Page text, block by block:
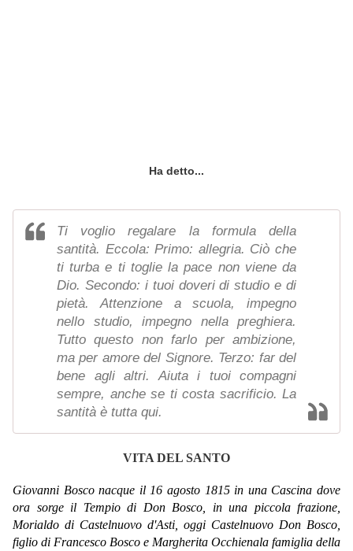
Ha detto...
Ti voglio regalare la formula della
santità. Eccola: Primo: allegria. Ciò che
ti turba e ti toglie la pace non viene da
Dio. Secondo: i tuoi doveri di studio e di
pietà. Attenzione a scuola, impegno
nello studio, impegno nella preghiera.
Tutto questo non farlo per ambizione,
ma per amore del Signore. Terzo: far del
bene agli altri. Aiuta i tuoi compagni
sempre, anche se ti costa sacrificio. La
santità è tutta qui.
VITA DEL SANTO
Giovanni Bosco nacque il 16 agosto 1815 in una Cascina dove
ora sorge il Tempio di Don Bosco, in una piccola frazione,
Morialdo di Castelnuovo d'Asti, oggi Castelnuovo Don Bosco,
figlio di Francesco Bosco e Margherita Occhienala famiglia della